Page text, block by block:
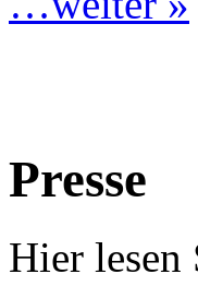
Presse
Hier lesen